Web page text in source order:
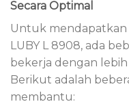
Secara Optimal
Untuk mendapatkan
LUBY L 8908, ada
bekerja dengan
Berikut adalah
membantu: